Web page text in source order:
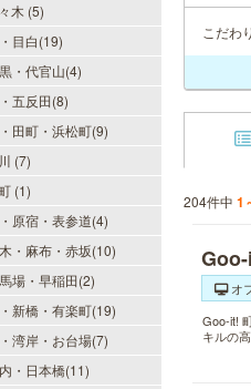
木 (5)
目白(19)
・代官山(4)
五反田(8)
田町・浜松町(9)
(7)
(1)
原宿・表参道(4)
・麻布・赤坂(10)
場・早稲田(2)
新橋・有楽町(19)
湾岸・お台場(7)
・日本橋(11)
こだわ
204件中 1
オ
Goo-it!
キルの